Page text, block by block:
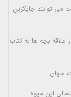
توانند جایگزین
بچه ها به کتاب
جهان
این میوه